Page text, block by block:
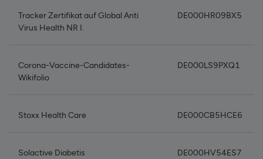
Tracker Zertifikat auf Global Anti
Virus Health NR I.
DE000HR09BX5
Corona-Vaccine-Candidates-
Wikifolio
DE000LS9PXQ1
Stoxx Health Care DE000CB5HCE6
Solactive Diabetis DE000HV54ES7